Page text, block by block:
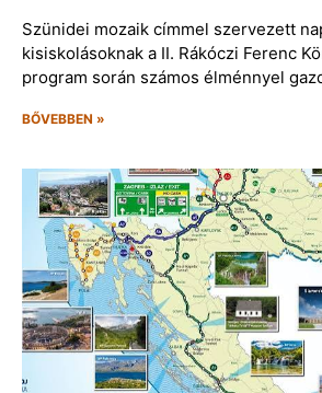
Szünidei mozaik címmel szervezett
kisiskolásoknak a II. Rákóczi Ferenc
program során számos élménnyel
BŐVEBBEN »